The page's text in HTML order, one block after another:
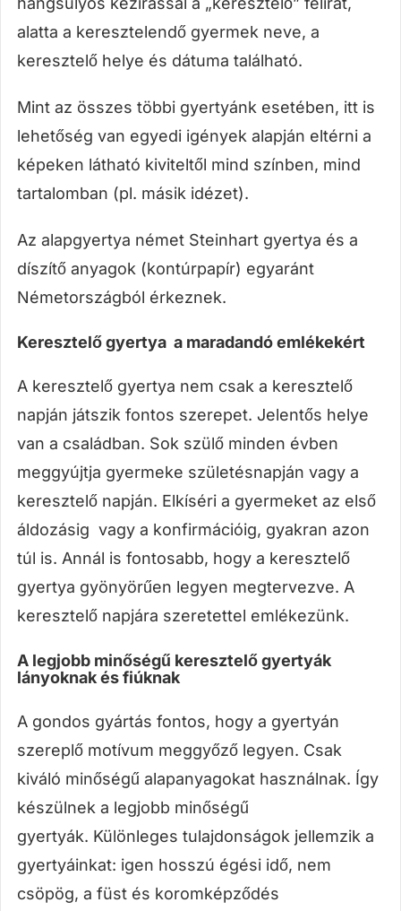
alatta a keresztelendő gyermek neve, a
keresztelő helye és dátuma található.
Mint az összes többi gyertyánk esetében, itt is
lehetőség van egyedi igények alapján eltérni a
képeken látható kiviteltől mind színben, mind
tartalomban (pl. másik idézet).
Az alapgyertya német Steinhart gyertya és a
díszítő anyagok (kontúrpapír) egyaránt
Németországból érkeznek.
Keresztelő gyertya a maradandó emlékekért
A keresztelő gyertya nem csak a keresztelő
napján játszik fontos szerepet. Jelentős helye
van a családban. Sok szülő minden évben
meggyújtja gyermeke születésnapján vagy a
keresztelő napján. Elkíséri a gyermeket az első
áldozásig vagy a konfirmációig, gyakran azon
túl is. Annál is fontosabb, hogy a keresztelő
gyertya gyönyörűen legyen megtervezve. A
keresztelő napjára szeretettel emlékezünk.
A legjobb minőségű keresztelő gyertyák
lányoknak és fiúknak
A gondos gyártás fontos, hogy a gyertyán
szereplő motívum meggyőző legyen. Csak
kiváló minőségű alapanyagokat használnak. Így
készülnek a legjobb minőségű
gyertyák. Különleges tulajdonságok jellemzik a
gyertyáinkat: igen hosszú égési idő, nem
csöpög, a füst és koromképződés